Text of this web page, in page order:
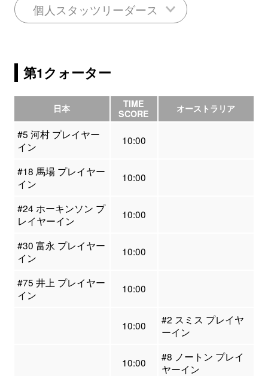
個人スタッツリーダース
第1クォーター
日本
TIME
SCORE
オーストラリア
#5 河村 プレイヤー
イン
10:00
#18 馬場 プレイヤー
イン
10:00
#24 ホーキンソン プ
レイヤーイン
10:00
#30 富永 プレイヤー
イン
10:00
#75 井上 プレイヤー
イン
10:00
10:00
#2 スミス プレイヤ
ーイン
10:00
#8 ノートン プレイ
ヤーイン